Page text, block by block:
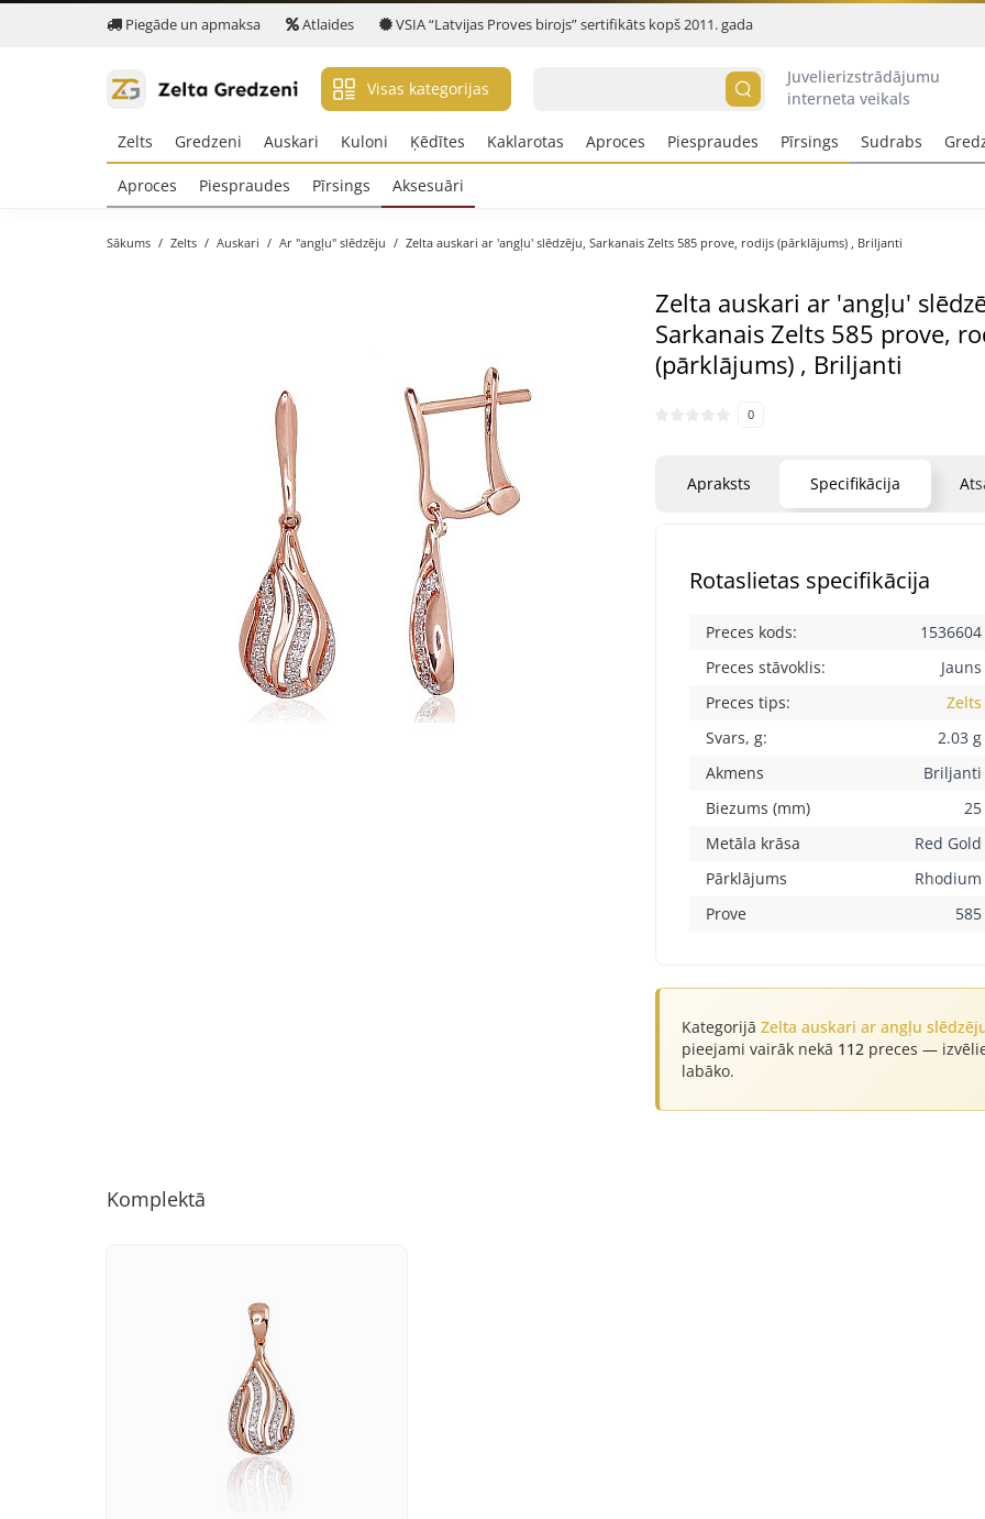
Piegāde un apmaksa Atlaides VSIA “Latvijas Proves birojs” sertifikāts kopš 2011. gada
Visas kategorijas
Juvelierizstrādājumu
interneta veikals
Zelts Gredzeni Auskari Kuloni Ķēdītes Kaklarotas Aproces Piespraudes Pīrsings Sudrabs
Aproces Piespraudes Pīrsings Aksesuāri
Sākums Zelts Auskari Ar "angļu" slēdzēju Zelta auskari ar 'angļu' slēdzēju, Sarkanais Zelts 585 prove, rodijs (pārklājums) , Briljanti
Zelta auskari ar 'angļu'
Sarkanais Zelts 585 prove,
(pārklājums) , Briljanti
0
Apraksts Specifikācija
Rotaslietas specifikācija
Preces kods:
1536604
Preces stāvoklis:
Jauns
Preces tips:
Zelts
Svars, g:
2.03 g
Akmens
Briljanti
Biezums (mm)
25
Metāla krāsa
Red Gold
Pārklājums
Rhodium
Prove
585
KategorijāZelta auskari ar angļu
pieejami vairāk nekā 112 preces —
labāko.
Komplektā